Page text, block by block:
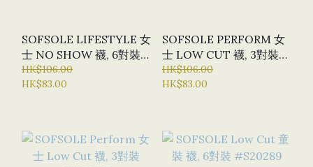
SOFSOLE LIFESTYLE 女
士 NO SHOW 襪, 6對裝
#S22063
HK$106.00
HK$83.00
SOFSOLE PERFORM 女
士 LOW CUT 襪, 3對裝
#S22066
HK$106.00
HK$83.00